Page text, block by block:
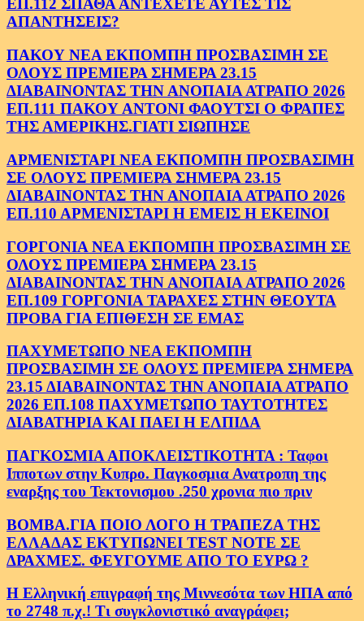
ΕΠ.112 ΣΠΑΘΑ ΑΝΤΕΧΕΤΕ ΑΥΤΕΣ ΤΙΣ
ΑΠΑΝΤΗΣΕΙΣ?
ΠΑΚΟΥ ΝΕΑ ΕΚΠΟΜΠΗ ΠΡΟΣΒΑΣΙΜΗ ΣΕ
ΟΛΟΥΣ ΠΡΕΜΙΕΡΑ ΣΗΜΕΡΑ 23.15
ΔΙΑΒΑΙΝΟΝΤΑΣ ΤΗΝ ΑΝΟΠΑΙΑ ΑΤΡΑΠΟ 2026
ΕΠ.111 ΠΑΚΟΥ ΑΝΤΟΝΙ ΦΑΟΥΤΣΙ Ο ΦΡΑΠΕΣ
ΤΗΣ ΑΜΕΡΙΚΗΣ.ΓΙΑΤΙ ΣΙΩΠΗΣΕ
ΑΡΜΕΝΙΣΤΑΡΙ ΝΕΑ ΕΚΠΟΜΠΗ ΠΡΟΣΒΑΣΙΜΗ
ΣΕ ΟΛΟΥΣ ΠΡΕΜΙΕΡΑ ΣΗΜΕΡΑ 23.15
ΔΙΑΒΑΙΝΟΝΤΑΣ ΤΗΝ ΑΝΟΠΑΙΑ ΑΤΡΑΠΟ 2026
ΕΠ.110 ΑΡΜΕΝΙΣΤΑΡΙ Η ΕΜΕΙΣ Η ΕΚΕΙΝΟΙ
ΓΟΡΓΟΝΙΑ ΝΕΑ ΕΚΠΟΜΠΗ ΠΡΟΣΒΑΣΙΜΗ ΣΕ
ΟΛΟΥΣ ΠΡΕΜΙΕΡΑ ΣΗΜΕΡΑ 23.15
ΔΙΑΒΑΙΝΟΝΤΑΣ ΤΗΝ ΑΝΟΠΑΙΑ ΑΤΡΑΠΟ 2026
ΕΠ.109 ΓΟΡΓΟΝΙΑ ΤΑΡΑΧΕΣ ΣΤΗΝ ΘΕΟΥΤΑ
ΠΡΟΒΑ ΓΙΑ ΕΠΙΘΕΣΗ ΣΕ ΕΜΑΣ
ΠΑΧΥΜΕΤΩΠΟ ΝΕΑ ΕΚΠΟΜΠΗ
ΠΡΟΣΒΑΣΙΜΗ ΣΕ ΟΛΟΥΣ ΠΡΕΜΙΕΡΑ ΣΗΜΕΡΑ
23.15 ΔΙΑΒΑΙΝΟΝΤΑΣ ΤΗΝ ΑΝΟΠΑΙΑ ΑΤΡΑΠΟ
2026 ΕΠ.108 ΠΑΧΥΜΕΤΩΠΟ ΤΑΥΤΟΤΗΤΕΣ
ΔΙΑΒΑΤΗΡΙΑ ΚΑΙ ΠΑΕΙ Η ΕΛΠΙΔΑ
ΠΑΓΚΟΣΜΙΑ ΑΠΟΚΛΕΙΣΤΙΚΟΤΗΤΑ : Ταφοι
Ιπποτων στην Κυπρο. Παγκοσμια Ανατροπη της
εναρξης του Τεκτονισμου .250 χρονια πιο πριν
ΒΟΜΒΑ.ΓΙΑ ΠΟΙΟ ΛΟΓΟ Η ΤΡΑΠΕΖΑ ΤΗΣ
ΕΛΛΑΔΑΣ ΕΚΤΥΠΩΝΕΙ TEST NOTE ΣΕ
ΔΡΑΧΜΕΣ. ΦΕΥΓΟΥΜΕ ΑΠΟ ΤΟ ΕΥΡΩ ?
Η Ελληνική επιγραφή της Μιννεσότα των ΗΠΑ από
το 2748 π.χ.! Τι συγκλονιστικό αναγράφει;